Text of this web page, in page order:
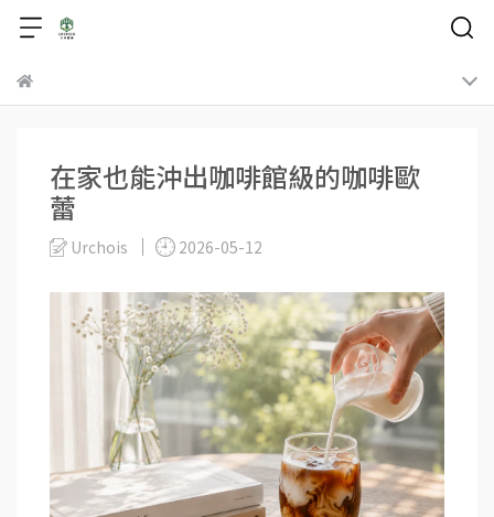
在家也能沖出咖啡館級的咖啡歐
蕾
Urchois 2026-05-12